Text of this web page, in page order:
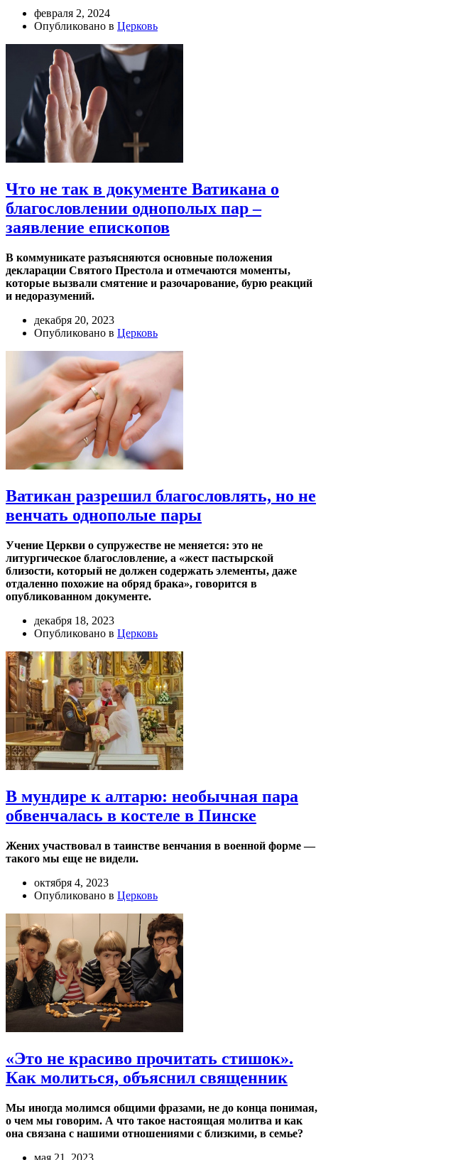
февраля 2, 2024
Опубликовано в Церковь
Что не так в документе Ватикана о
благословлении однополых пар –
заявление епископов
В коммуникате разъясняются основные положения
декларации Святого Престола и отмечаются моменты,
которые вызвали смятение и разочарование, бурю реакций
и недоразумений.
декабря 20, 2023
Опубликовано в Церковь
Ватикан разрешил благословлять, но не
венчать однополые пары
Учение Церкви о супружестве не меняется: это не
литургическое благословление, а «жест пастырской
близости, который не должен содержать элементы, даже
отдаленно похожие на обряд брака», говорится в
опубликованном документе.
декабря 18, 2023
Опубликовано в Церковь
В мундире к алтарю: необычная пара
обвенчалась в костеле в Пинске
Жених участвовал в таинстве венчания в военной форме —
такого мы еще не видели.
октября 4, 2023
Опубликовано в Церковь
«Это не красиво прочитать стишок».
Как молиться, объяснил священник
Мы иногда молимся общими фразами, не до конца понимая,
о чем мы говорим. А что такое настоящая молитва и как
она связана с нашими отношениями с близкими, в семье?
мая 21, 2023